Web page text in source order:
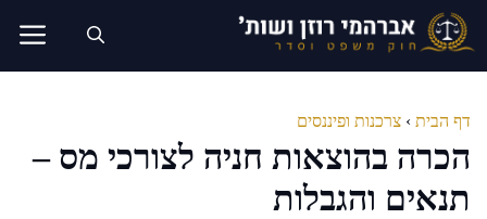
לדלג
לתוכן
דף הבית › צרכנות ופיננסים
הכרה בהוצאות חניה לצורכי מס –
תנאים והגבלות